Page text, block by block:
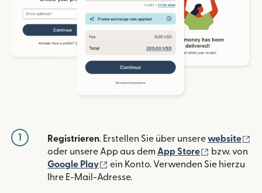
1 Registrieren. Erstellen Sie über unserewebsite
oder unsere App aus dem App Store (wird in
bzw. von
Google Play
(wird in einem neuen Fenster
ein Konto. Verwenden Sie hierzu
Ihre E-Mail-Adresse.